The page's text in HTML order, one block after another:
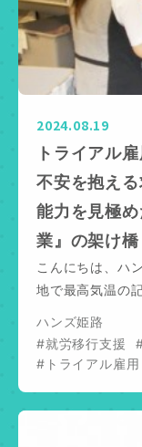
2024.08.19
トライアル
不安を抱え
能力を見極
業』の架け橋
こんにちは、ハ
地で最高気温の
ハンズ姫路
#就労移行支援
#トライアル雇用